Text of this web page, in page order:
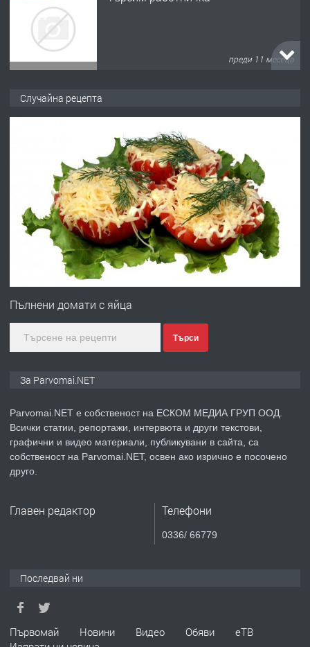
преди 11 месеца
преди 1 година
Работа за общи работници
преди 1 година
Първи поход "По стъпките на Ангел
преди 1 година
ПРЕДЛАГА Уроци по Математика
Случайна рецепта
Пълнени домати с яйца
Търси
За Parvomai.NET
Parvomai.NET е собственост на ЕСКОМ МЕДИА ГРУП ООД.
Всички статии, репортажи, интервюта и други текстови,
графични и видео материали, публикувани в сайта, са
собственост на Parvomai.NET, освен ако изрично е посочено
друго.
Главен редактор Телефони
0336/ 66779
Последвай ни
Първомай Новини Видео Обяви
еТВ